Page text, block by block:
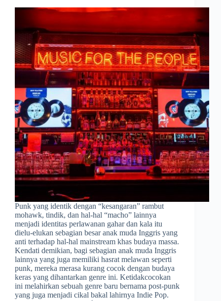
Punk yang identik dengan “kesangaran” rambut
mohawk, tindik, dan hal-hal “macho” lainnya
menjadi identitas perlawanan gahar dan kala itu
dielu-elukan sebagian besar anak muda Inggris yang
anti terhadap hal-hal mainstream khas budaya massa.
Kendati demikian, bagi sebagian anak muda Inggris
lainnya yang juga memiliki hasrat melawan seperti
punk, mereka merasa kurang cocok dengan budaya
keras yang dihantarkan genre ini. Ketidakcocokan
ini melahirkan sebuah genre baru bernama post-punk
yang juga menjadi cikal bakal lahirnya Indie Pop.